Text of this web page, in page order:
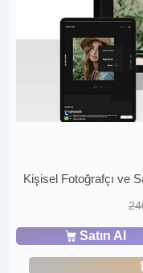
Kişisel Fotoğrafçı ve
Satın Al